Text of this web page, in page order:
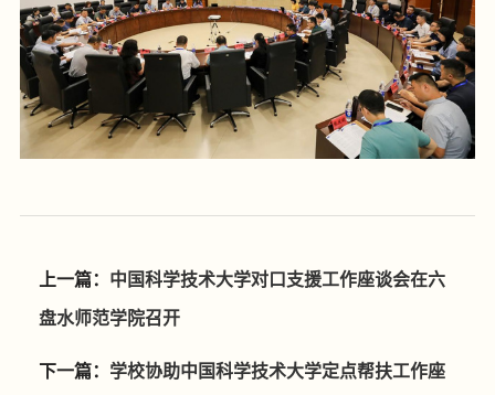
上一篇： 中国科学技术大学对口支援工作座谈会在六
盘水师范学院召开
下一篇： 学校协助中国科学技术大学定点帮扶工作座